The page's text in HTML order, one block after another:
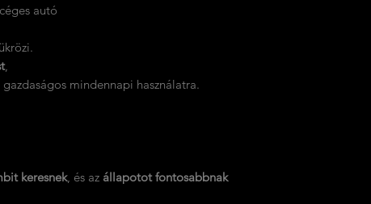
autó
mindennapi használatra.
keresnek, és az állapotot fontosabbnak